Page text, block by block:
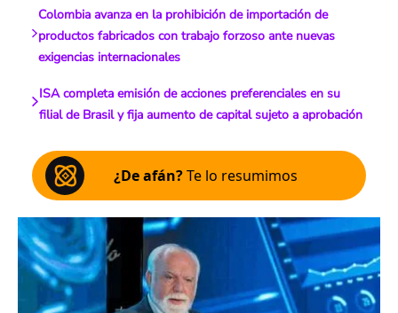
Colombia avanza en la prohibición de importación de
productos fabricados con trabajo forzoso ante nuevas
exigencias internacionales
ISA completa emisión de acciones preferenciales en su
filial de Brasil y fija aumento de capital sujeto a aprobación
¿De afán?Te lo resumimos